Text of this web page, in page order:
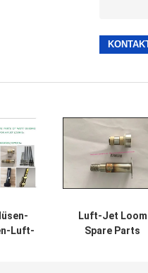
Luft-
Luft-Jet Loom
Spare Parts